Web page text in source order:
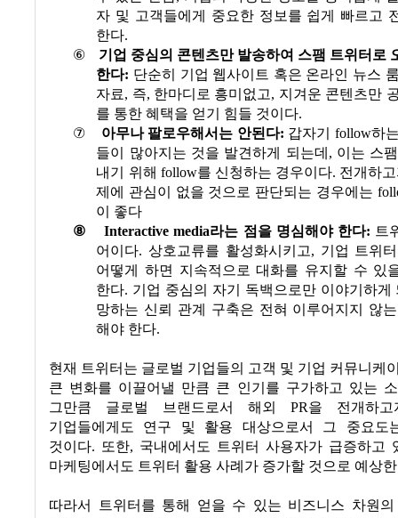
자 및 고객들에게 중요한 정보를 쉽게 빠르고
한다.
⑥
기업 중심의 콘텐츠만 발송하여 스팸 트위터로
한다: 단순히 기업 웹사이트 혹은 온라인 뉴스
자료, 즉, 한마디로 흥미없고, 지겨운 콘텐츠만
를 통한 혜택을 얻기 힘들 것이다.
⑦
아무나 팔로우해서는 안된다: 갑자기 follow하
들이 많아지는 것을 발견하게 되는데 , 이는 스
내기 위해 follow를 신청하는 경우이다. 전개하
제에 관심이 없을 것으로 판단되는 경우에는
이 좋다
⑧
Interactive media라는 점을 명심해야 한다: 트
어이다.상호교류를 활성화시키고, 기업 트위
어떻게 하면 지속적으로 대화를 유지할 수 있
한다. 기업 중심의 자기 독백으로만 이야기하게
망하는 신뢰 관계 구축은 전혀 이루어지지 않
해야 한다.
현재 트위터는 글로벌 기업들의 고객 및 기업 커뮤니케
큰 변화를 이끌어낼 만큼 큰 인기를 구가하고 있는
그만큼 글로벌 브랜드로서 해외
PR을 전개하
기업들에게도 연구 및 활용 대상으로서 그 중요도
것이다. 또한, 국내에서도 트위터 사용자가 급증하고
마케팅에서도 트위터 활용 사례가 증가할 것으로 예상
따라서 트위터를 통해 얻을 수 있는 비즈니스 차원